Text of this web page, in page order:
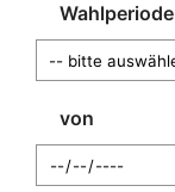
Wahlperiode
von